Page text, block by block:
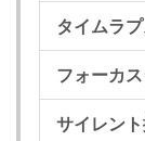
タイムラ
フォーカ
サイレン